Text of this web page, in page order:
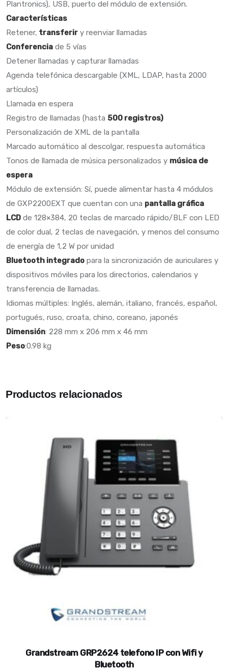
Plantronics), USB, puerto del módulo de extensión.
Características
Retener, transferir y reenviar llamadas
Conferencia de 5 vías
Detener llamadas y capturar llamadas
Agenda telefónica descargable (XML, LDAP, hasta 2000
artículos)
Llamada en espera
Registro de llamadas (hasta 500 registros)
Personalización de XML de la pantalla
Marcado automático al descolgar, respuesta automática
Tonos de llamada de música personalizados y música de
espera
Módulo de extensión: Sí, puede alimentar hasta 4 módulos
de GXP2200EXT que cuentan con una pantalla gráfica
LCD de 128×384, 20 teclas de marcado rápido/BLF con LED
de color dual, 2 teclas de navegación, y menos del consumo
de energía de 1,2 W por unidad
Bluetooth integrado para la sincronización de auriculares y
dispositivos móviles para los directorios, calendarios y
transferencia de llamadas.
Idiomas múltiples: Inglés, alemán, italiano, francés, español,
portugués, ruso, croata, chino, coreano, japonés
Dimensión: 228 mm x 206 mm x 46 mm
Peso:0.98 kg
Productos relacionados
Grandstream GRP2624 telefono IP con Wifi y
Bluetooth